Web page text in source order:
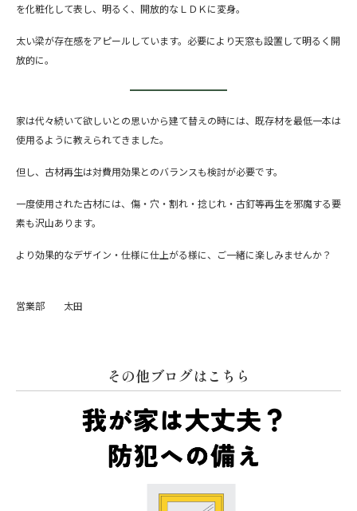
を化粧化して表し、明るく、開放的なＬＤＫに変身。
太い梁が存在感をアピールしています。必要により天窓も設置して明るく開
放的に。
家は代々続いて欲しいとの思いから建て替えの時には、既存材を最低一本は
使用るように教えられてきました。
但し、古材再生は対費用効果とのバランスも検討が必要です。
一度使用された古材には、傷・穴・割れ・捻じれ・古釘等再生を邪魔する要
素も沢山あります。
より効果的なデザイン・仕様に仕上がる様に、ご一緒に楽しみませんか？
営業部 太田
その他ブログはこちら